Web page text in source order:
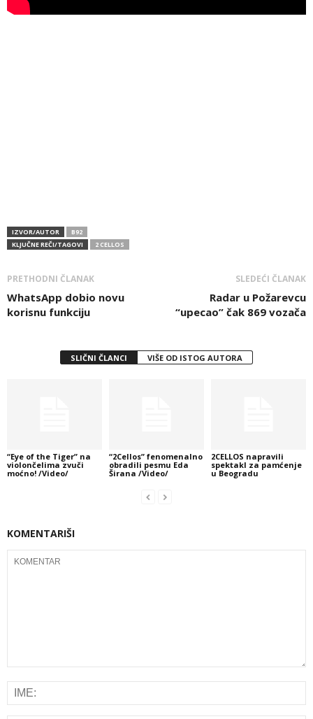
IZVOR/AUTOR
B92
KLJUČNE REČI/TAGOVI
2 CELLOS
PRETHODNI ČLANAK
WhatsApp dobio novu
korisnu funkciju
SLEDEĆI ČLANAK
Radar u Požarevcu
“upecao” čak 869 vozača
SLIČNI ČLANCI VIŠE OD ISTOG AUTORA
“Eye of the Tiger” na
violončelima zvuči
moćno! /Video/
“2Cellos” fenomenalno
obradili pesmu Eda
Širana /Video/
2CELLOS napravili
spektakl za pamćenje
u Beogradu
KOMENTARIŠI